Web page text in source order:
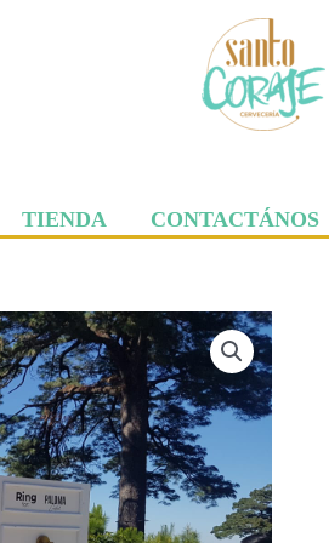
TIENDA CONTACTÁNOS